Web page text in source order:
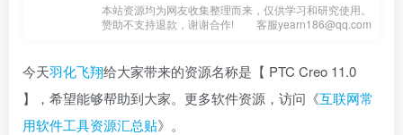
本站资源均为网友收集整理而来，仅供学习和研究使用。
赞助不支持退款，谢谢合作!
客服yearn186@qq.com
今天羽化飞翔给大家带来的资源名称是【 PTC Creo 11.0
】，希望能够帮助到大家。更多软件资源，访问《互联网常
用软件工具资源汇总贴》。